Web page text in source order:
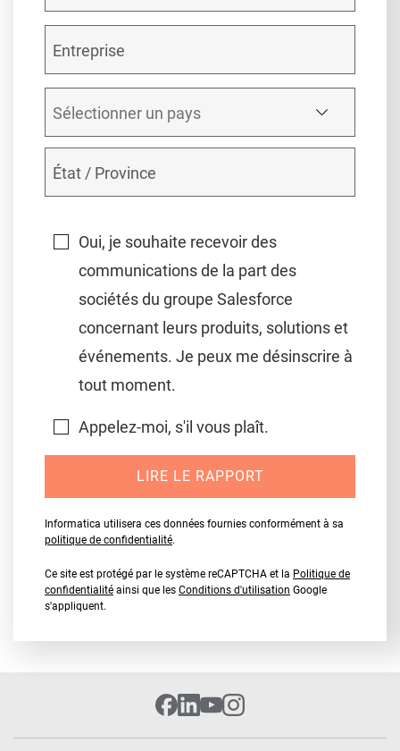
Oui, je souhaite recevoir des
communications de la part des
sociétés du groupe Salesforce
concernant leurs produits, solutions et
événements. Je peux me désinscrire à
tout moment.
Appelez-moi, s'il vous plaît.
LIRE LE RAPPORT
Informatica utilisera ces données fournies conformément à sa
politique de confidentialité.
Ce site est protégé par le système reCAPTCHA et la Politique de
confidentialité ainsi que les Conditions d'utilisation Google
s'appliquent.